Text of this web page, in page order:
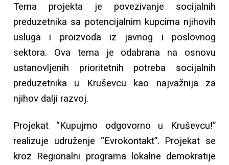
Tema projekta je povezivanje socijalnih
preduzetnika sa potencijalnim kupcima njihovih
usluga i proizvoda iz javnog i poslovnog
sektora. Ova tema je odabrana na osnovu
ustanovljenih prioritetnih potreba socijalnih
preduzetnika u Kruševcu kao najvažnija za
njihov dalji razvoj.
Projekat “Kupujmo odgovorno u Kruševcu!”
realizuje udruženje “Evrokontakt”. Projekat se
kroz Regionalni programa lokalne demokratije